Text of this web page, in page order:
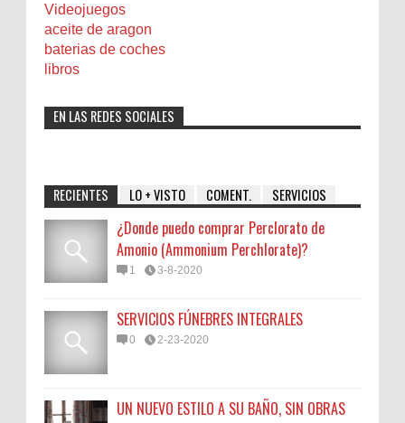
Videojuegos
aceite de aragon
baterias de coches
libros
EN LAS REDES SOCIALES
RECIENTES LO + VISTO COMENT. SERVICIOS
¿Donde puedo comprar Perclorato de
Amonio (Ammonium Perchlorate)?
1 3-8-2020
SERVICIOS FÚNEBRES INTEGRALES
0 2-23-2020
UN NUEVO ESTILO A SU BAÑO, SIN OBRAS